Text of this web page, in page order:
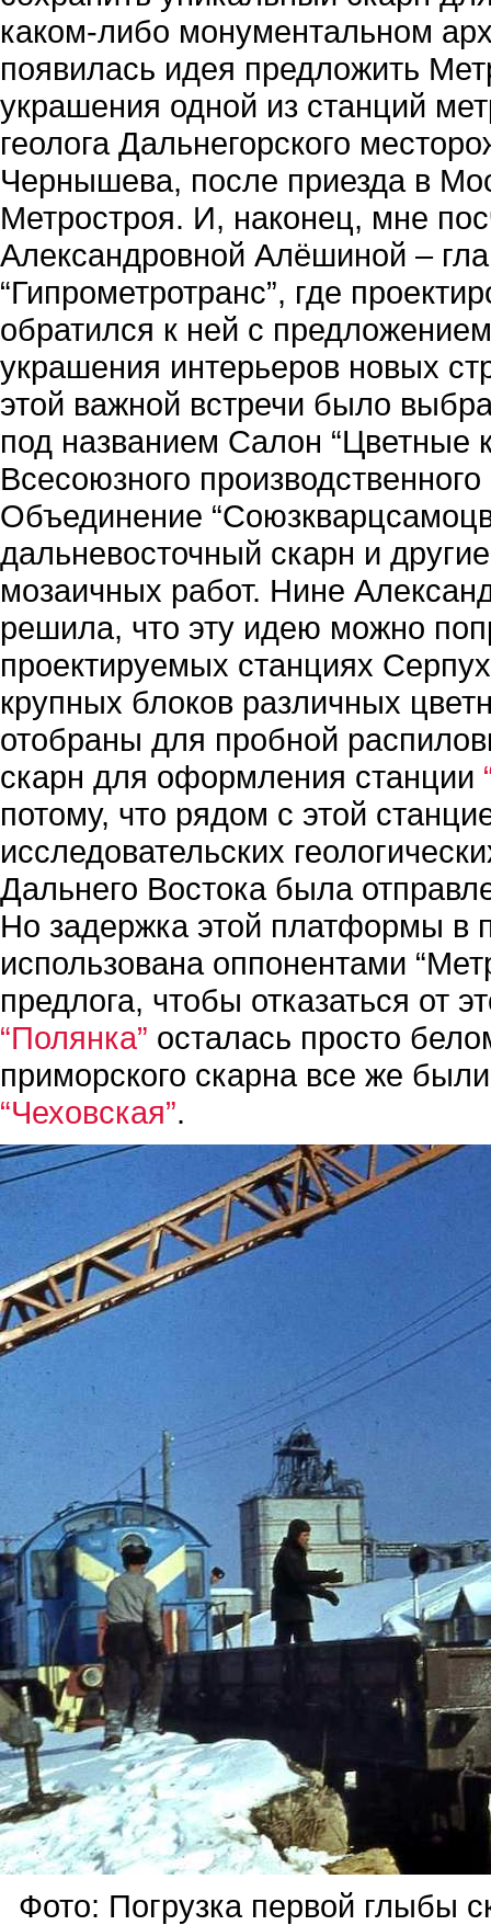
каком-либо монументальном
появилась идея предложить
украшения одной из станций
геолога Дальнегорского
Чернышева, после приезда в
Метростроя. И, наконец, мне
Александровной Алёшиной –
“Гипрометротранс”, где
обратился к ней с
украшения интерьеров новых
этой важной встречи было
под названием Салон “Цветные
Всесоюзного
Объединение
дальневосточный скарн и
мозаичных работ. Нине
решила, что эту идею можно
проектируемых станциях
крупных блоков различных
отобраны для пробной
скарн для оформления станции
потому, что рядом с этой
исследовательских
Дальнего Востока была
Но задержка этой платформы в
использована оппонентами
предлога, чтобы отказаться от
“Полянка” осталась просто
приморского скарна все же
“Чеховская”.
Фото: Погрузка первой глыбы